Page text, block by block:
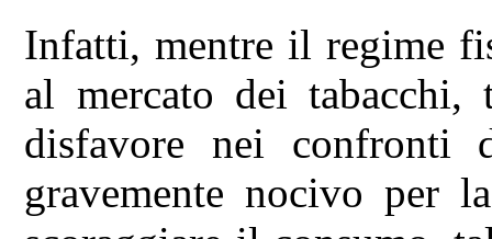
Infatti, mentre il regime
al mercato dei
disfavore nei confronti
gravemente nocivo per